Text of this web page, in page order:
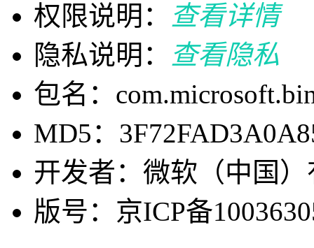
权限说明：
查看详情
隐私说明：
查看隐私
包名：
MD5：
开发者：微软（中国
版号：京ICP备